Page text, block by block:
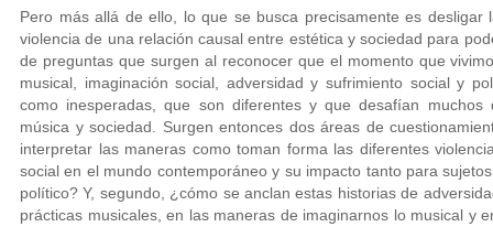
Pero más allá de ello, lo que se busca precisamente es
violencia de una relación causal entre estética y sociedad para
de preguntas que surgen al reconocer que el momento que
musical, imaginación social, adversidad y sufrimiento social y
como inesperadas, que son diferentes y que desafían
música y sociedad. Surgen entonces dos áreas de
interpretar las maneras como toman forma las diferentes
social en el mundo contemporáneo y su impacto tanto para
político? Y, segundo, ¿cómo se anclan estas historias de
prácticas musicales, en las maneras de imaginarnos lo musical y